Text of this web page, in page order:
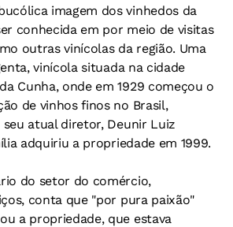
imagem dos vinhedos da
conhecida em por meio de visitas
outras vinícolas da região. Uma
vinícola situada na cidade
Cunha, onde em 1929 começou o
de vinhos finos no Brasil,
atual diretor, Deunir Luiz
adquiriu a propriedade em 1999.
do setor do comércio,
conta que "por pura paixão"
a propriedade, que estava